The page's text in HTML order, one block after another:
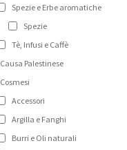
Spezie e Erbe aromatiche
Spezie
Tè, Infusi e Caffè
Causa Palestinese
Cosmesi
Accessori
Argilla e Fanghi
Burri e Oli naturali